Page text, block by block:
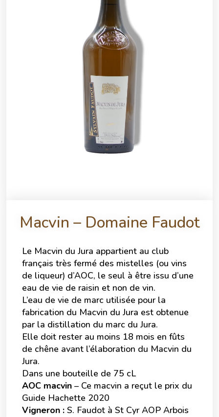
Macvin – Domaine Faudot
Le Macvin du Jura appartient au club
français très fermé des mistelles (ou vins
de liqueur) d’AOC, le seul à être issu d’une
eau de vie de raisin et non de vin.
L’eau de vie de marc utilisée pour la
fabrication du Macvin du Jura est obtenue
par la distillation du marc du Jura.
Elle doit rester au moins 18 mois en fûts
de chêne avant l’élaboration du Macvin du
Jura.
Dans une bouteille de 75 cL
AOC macvin– Ce macvin a reçut le prix du
Guide Hachette 2020
Vigneron :S. Faudot à St Cyr AOP Arbois